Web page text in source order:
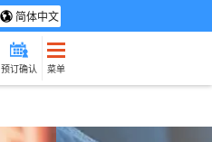
简体中文
预订确认 菜单